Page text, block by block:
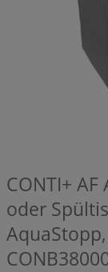
CONTI+
oder